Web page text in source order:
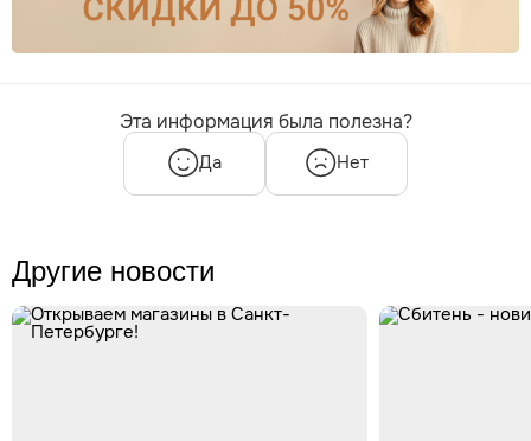
Эта информация была полезна?
Да Нет
Другие новости